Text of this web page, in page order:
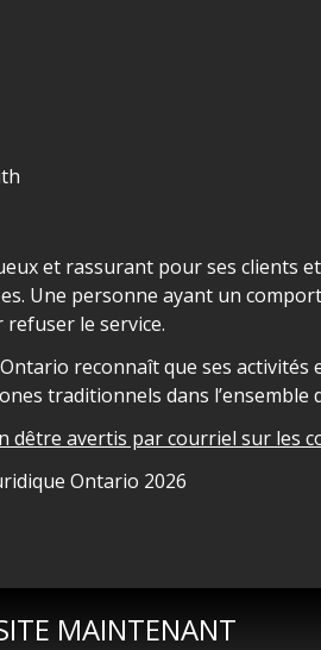
MAINTENANT
et rassurant pour ses clients
Une personne ayant un
refuser le service.
reconnaît que ses activités
traditionnels dans l’ensemble
dêtre avertis par courriel sur les
Ontario 2026